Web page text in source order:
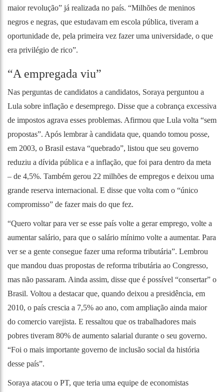
maior revolução” já realizada no país. “Milhões de meninos
negros e negras, que estudavam em escola pública, tiveram a
oportunidade de, pela primeira vez fazer uma universidade, o que
era privilégio de rico”.
“A empregada viu”
Nas perguntas de candidatos a candidatos, Soraya perguntou a
Lula sobre inflação e desemprego. Disse que a cobrança excessiva
de impostos agrava esses problemas. Afirmou que Lula volta “sem
propostas”. Após lembrar à candidata que, quando tomou posse,
em 2003, o Brasil estava “quebrado”, listou que seu governo
reduziu a dívida pública e a inflação, que foi para dentro da meta
– de 4,5%. Também gerou 22 milhões de empregos e deixou uma
grande reserva internacional. E disse que volta com o “único
compromisso” de fazer mais do que fez.
“Quero voltar para ver se esse país volte a gerar emprego, volte a
aumentar salário, para que o salário mínimo volte a aumentar. Para
ver se a gente consegue fazer uma reforma tributária”. Lembrou
que mandou duas propostas de reforma tributária ao Congresso,
mas não passaram. Ainda assim, disse que é possível “consertar” o
Brasil. Voltou a destacar que, quando deixou a presidência, em
2010, o país crescia a 7,5% ao ano, com ampliação ainda maior
do comercio varejista. E ressaltou que os trabalhadores mais
pobres tiveram 80% de aumento salarial durante o seu governo.
“Foi o mais importante governo de inclusão social da história
desse país”.
Soraya atacou o PT, que teria uma equipe de economistas